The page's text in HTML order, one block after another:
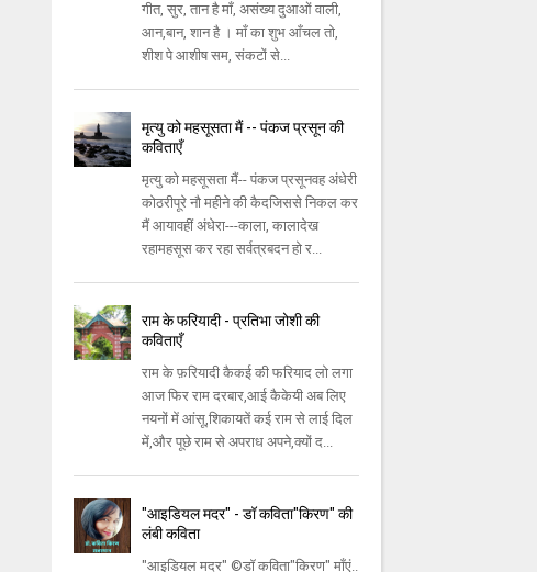
गीत, सुर, तान है माँ, असंख्य दुआओं वाली,
आन,बान, शान है । माँ का शुभ आँचल तो,
शीश पे आशीष सम, संकटों से...
मृत्यु को महसूसता मैं -- पंकज प्रसून की
कविताएँ
मृत्यु को महसूसता मैं-- पंकज प्रसूनवह अंधेरी
कोठरीपूरे नौ महीने की कैदजिससे निकल कर
मैं आयावहीं अंधेरा---काला, कालादेख
रहामहसूस कर रहा सर्वत्रबदन हो र...
राम के फरियादी - प्रतिभा जोशी की
कविताएँ
राम के फ़रियादी कैकई की फरियाद लो लगा
आज फिर राम दरबार,आई कैकेयी अब लिए
नयनों में आंसू,शिकायतें कई राम से लाई दिल
में,और पूछे राम से अपराध अपने,क्यों द...
"आइडियल मदर" - डॉ कविता"किरण" की
लंबी कविता
"आइडियल मदर" ©डॉ कविता"किरण" माँएं..